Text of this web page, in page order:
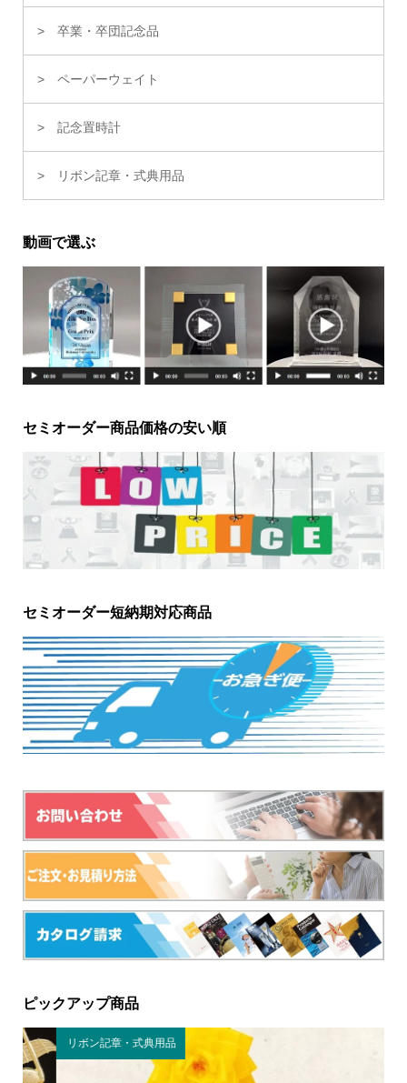
卒業・卒団記念品
ペーパーウェイト
記念置時計
リボン記章・式典用品
動画で選ぶ
セミオーダー商品価格の安い順
セミオーダー短納期対応商品
ピックアップ商品
リボン記章・式典用品